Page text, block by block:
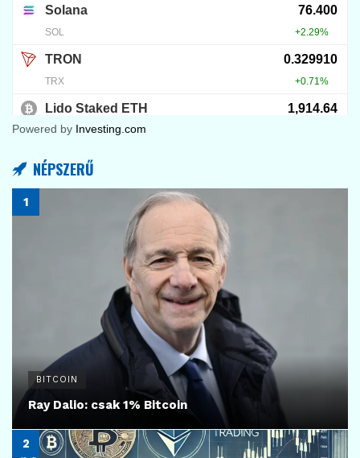
Powered by Investing.com
NÉPSZERŰ
BITCOIN
Ray Dalio: csak 1% Bitcoin